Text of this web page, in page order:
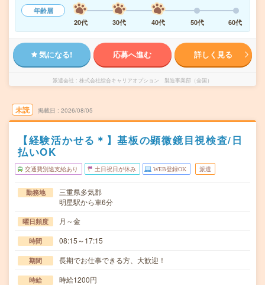
年齢層
20代
30代 40代 50代 60代
気になる! 応募へ進む 詳しく見る
派遣会社 株式会社綜合キャリアオプション 製造事業部（全国）
未読 掲載日 2026/08/05
【経験活かせる＊】基板の顕微鏡目視検査/日
払いOK
交通費別途支給あり 土日祝日が休み WEB登録OK 派遣
勤務地
三重県多気郡
明星駅から車6分
曜日頻度 月～金
時間 08:15～17:15
期間 長期でお仕事できる方、大歓迎！
時給 時給1200円